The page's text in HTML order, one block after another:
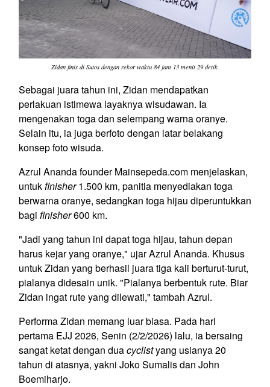
Zidan finis di Sutos dengan rekor waktu 84 jam 13 menit 29 detik.
Sebagai juara tahun ini, Zidan mendapatkan
perlakuan istimewa layaknya wisudawan. Ia
mengenakan toga dan selempang warna oranye.
Selain itu, ia juga berfoto dengan latar belakang
konsep foto wisuda.
Azrul Ananda founder Mainsepeda.com menjelaskan,
untukfinisher1.500 km, panitia menyediakan toga
berwarna oranye, sedangkan toga hijau diperuntukkan
bagi finisher600 km.
"Jadi yang tahun ini dapat toga hijau, tahun depan
harus kejar yang oranye," ujar Azrul Ananda. Khusus
untuk Zidan yang berhasil juara tiga kali berturut-turut,
pialanya didesain unik. "Pialanya berbentuk rute. Biar
Zidan ingat rute yang dilewati," tambah Azrul.
Performa Zidan memang luar biasa. Pada hari
pertama EJJ 2026, Senin (2/2/2026) lalu, ia bersaing
sangat ketat dengan duacyclistyang usianya 20
tahun di atasnya, yakni Joko Sumalis dan John
Boemiharjo.